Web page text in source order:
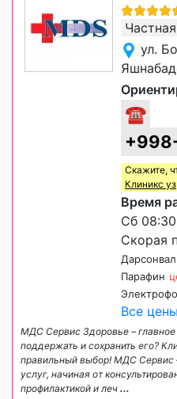
ул.
☎
Скажите,
Клиникс уз
Время
Сб
Скорая
Парафин
Все цены
МДС Сервис Здоровье – главное
поддержать и сохранить его?
правильный выбор! МДС Сервис
услуг, начиная от
профилактикой и леч ...